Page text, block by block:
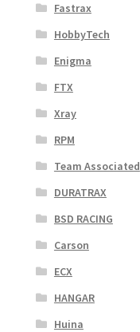
Fastrax
HobbyTech
Enigma
FTX
Xray
RPM
Team Associated
DURATRAX
BSD RACING
Carson
ECX
HANGAR
Huina